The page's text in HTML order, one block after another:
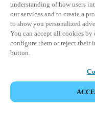
understanding of how users
our services and to create a
to show you personalized
You can accept all cookies
configure them or reject their
button.